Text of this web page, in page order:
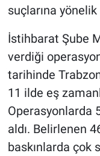
suçlarına
İstihbarat Şube
verdiği
tarihinde
11 ilde eş
Operasyonlarda
aldı. Belirlenen
baskınlarda çok